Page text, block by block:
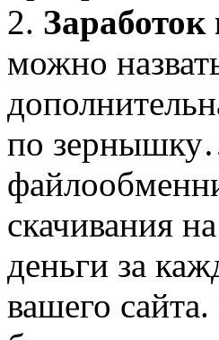
2.
можно
по
скачивания
деньги за
вашего